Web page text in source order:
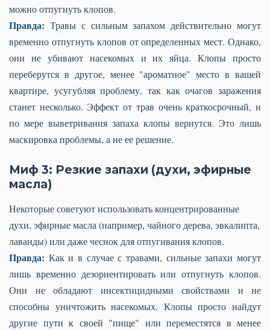
можно отпугнуть клопов.
Правда: Травы с сильным запахом действительно могут
временно отпугнуть клопов от определенных мест. Однако,
они не убивают насекомых и их яйца. Клопы просто
переберутся в другое, менее "ароматное" место в вашей
квартире, усугубляя проблему, так как очагов заражения
станет несколько. Эффект от трав очень краткосрочный, и
по мере выветривания запаха клопы вернутся. Это лишь
маскировка проблемы, а не ее решение.
Миф 3: Резкие запахи (духи, эфирные
масла)
Некоторые советуют использовать концентрированные
духи, эфирные масла (например, чайного дерева, эвкалипта,
лаванды) или даже чеснок для отпугивания клопов.
Правда: Как и в случае с травами, сильные запахи могут
лишь временно дезориентировать или отпугнуть клопов.
Они не обладают инсектицидными свойствами и не
способны уничтожить насекомых. Клопы просто найдут
другие пути к своей "пище" или переместятся в менее